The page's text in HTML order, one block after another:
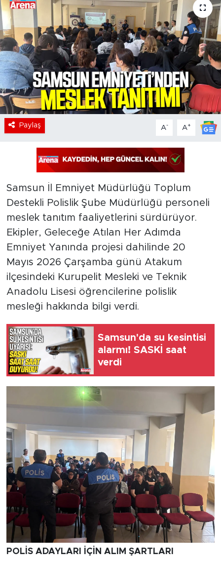
Paylaş A- A+
Samsun İl Emniyet Müdürlüğü Toplum
Destekli Polislik Şube Müdürlüğü personeli
meslek tanıtım faaliyetlerini sürdürüyor.
Ekipler, Geleceğe Atılan Her Adımda
Emniyet Yanında projesi dahilinde 20
Mayıs 2026 Çarşamba günü Atakum
ilçesindeki Kurupelit Mesleki ve Teknik
Anadolu Lisesi öğrencilerine polislik
mesleği hakkında bilgi verdi.
Samsun'da su kesintisi
alarmı! SASKİ saat
verdi
POLİS ADAYLARI İÇİN ALIM ŞARTLARI